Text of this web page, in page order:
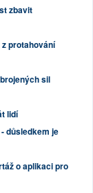
zbavit
protahování
sil
lidí
důsledkem je
o aplikaci pro